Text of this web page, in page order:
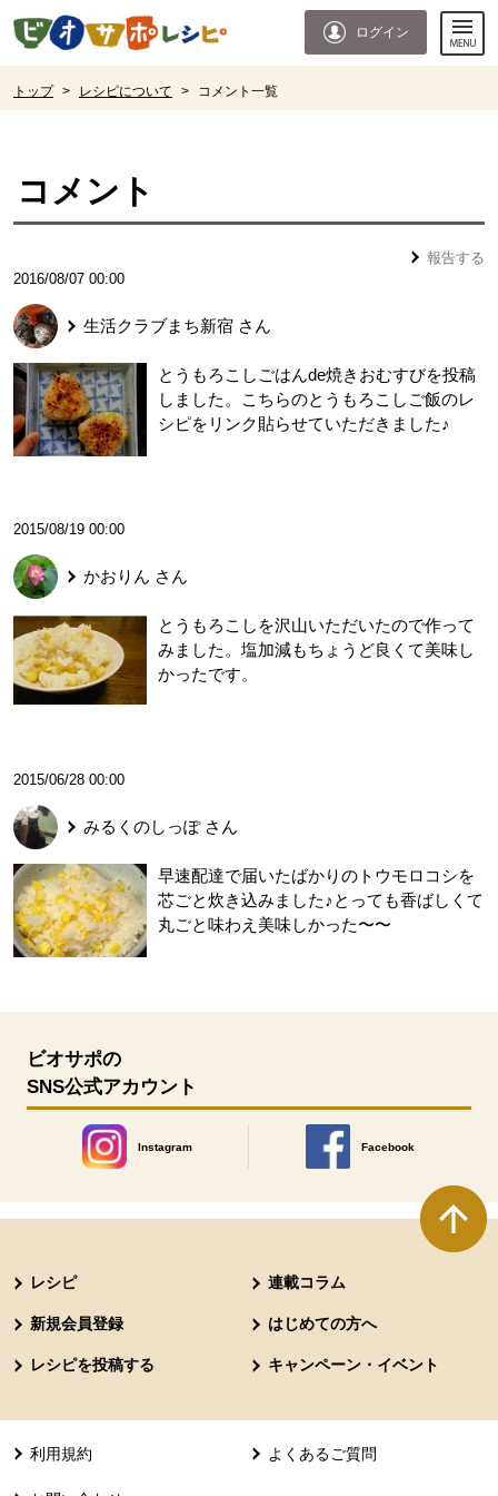
ページの先頭です。
ログイン
トップ > レシピについて > コメント一覧
コメント
報告する
2016/08/07 00:00
生活クラブまち新宿 さん
とうもろこしごはんde焼きおむすびを投稿
しました。こちらのとうもろこしご飯のレ
シピをリンク貼らせていただきました♪
2015/08/19 00:00
かおりん さん
とうもろこしを沢山いただいたので作って
みました。塩加減もちょうど良くて美味し
かったです。
2015/06/28 00:00
みるくのしっぽさん
早速配達で届いたばかりのトウモロコシを
芯ごと炊き込みました♪とっても香ばしくて
丸ごと味わえ美味しかった〜〜
ビオサポの
SNS公式アカウント
Instagram
別のウィンドウで開きます。
Facebook
別のウィンドウで開きます
レシピ 連載コラム
新規会員登録 はじめての方へ
レシピを投稿する キャンペーン・イベント
利用規約 よくあるご質問